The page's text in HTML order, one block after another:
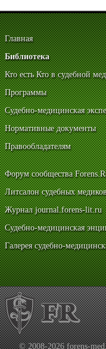
Главная
Библиотека
Кто есть Кто в судебной
Программы
Судебно-медицинская
Нормативные документы
Правообладателям
Форум сообщества
Литсалон судебных
Журнал journal.forens-lit.ru
Судебно-медицинская
Галерея судебно-
© 2008-2026 forens-